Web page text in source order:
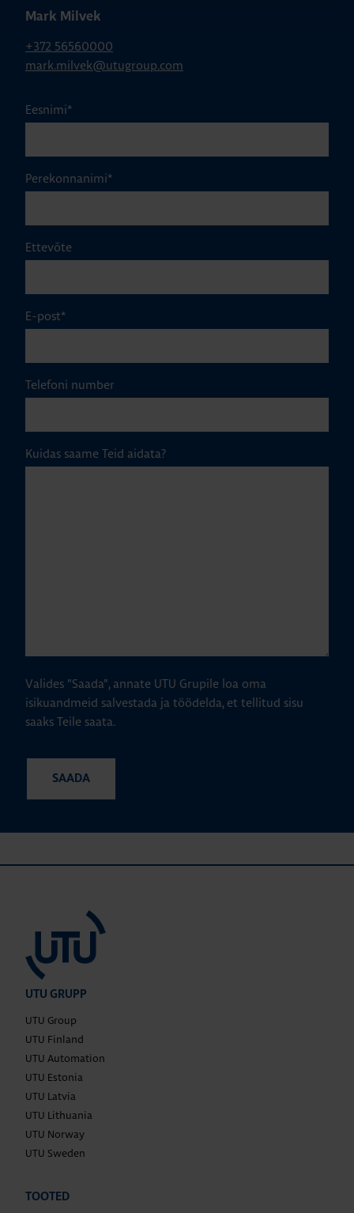
Mark Milvek
+372 56560000
mark.milvek@utugroup.com
Eesnimi*
Perekonnanimi*
Ettevõte
E-post*
Telefoni number
Kuidas saame Teid aidata?
Valides "Saada", annate UTU Grupile loa oma
isikuandmeid salvestada ja töödelda, et tellitud sisu
saaks Teile saata.
UTU GRUPP
UTU Group
UTU Finland
UTU Automation
UTU Estonia
UTU Latvia
UTU Lithuania
UTU Norway
UTU Sweden
TOOTED